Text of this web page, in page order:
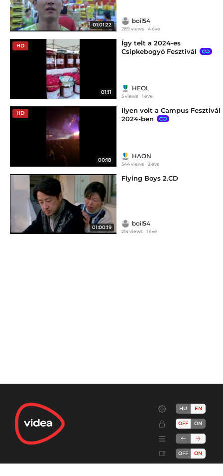
01:01:22
boil54
289 views 4 éve
HD
01:11
Így telt a 2024-es
Csipkebogyó Fesztivál
HEOL
5 views 1 éve
HD
00:18
Ilyen volt a Campus Fesztivál
2024-ben
HAON
544 views 2 éve
01:00:19
Flying Boys 2.CD
boil54
214 views 1 éve
HU EN
OFF ON
OFF ON